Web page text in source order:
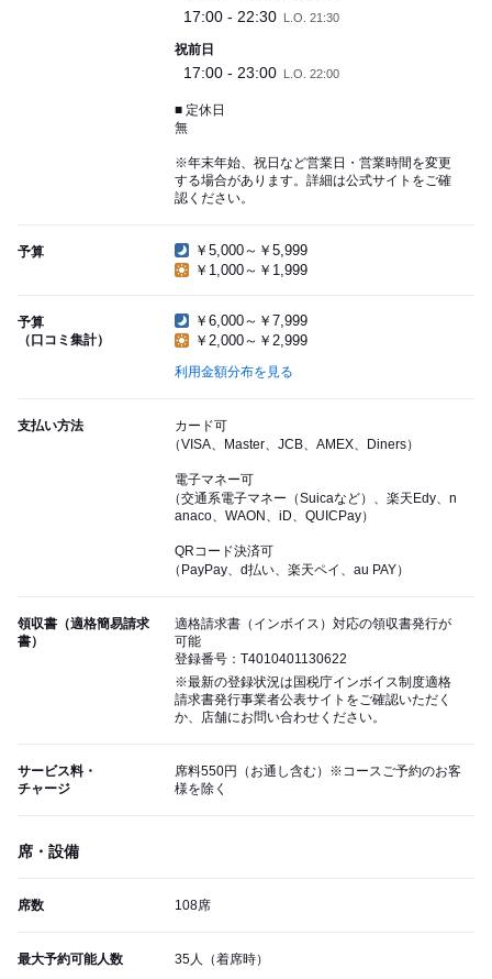
17:00 - 22:30 L.O. 21:30
祝前日
17:00 - 23:00 L.O. 22:00
■ 定休日
無
※年末年始、祝日など営業日・営業時間を変更
する場合があります。詳細は公式サイトをご確
認ください。
予算
￥5,000～￥5,999
￥1,000～￥1,999
予算
（口コミ集計）
￥6,000～￥7,999
￥2,000～￥2,999
利用金額分布を見る
支払い方法
カード可
（VISA、Master、JCB、AMEX、Diners）
電子マネー可
（交通系電子マネー（Suicaなど）、楽天Edy、n
anaco、WAON、iD、QUICPay）
QRコード決済可
（PayPay、d払い、楽天ペイ、au PAY）
領収書（適格簡易請求
書）
適格請求書（インボイス）対応の領収書発行が
可能
登録番号：T4010401130622
※最新の登録状況は国税庁インボイス制度適格
請求書発行事業者公表サイトをご確認いただく
か、店舗にお問い合わせください。
サービス料・
チャージ
席料550円（お通し含む）※コースご予約のお客
様を除く
席・設備
席数 108席
最大予約可能人数 35人（着席時）